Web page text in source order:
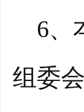
6、
组委